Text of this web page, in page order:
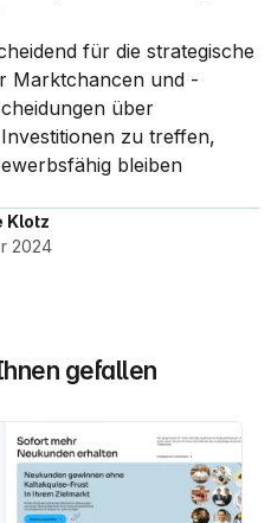
für die strategische
Marktchancen und -
über
zu treffen,
bleiben
Klotz
2024
gefallen